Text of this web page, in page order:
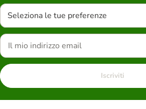
Seleziona le tue preferenze
Iscriviti